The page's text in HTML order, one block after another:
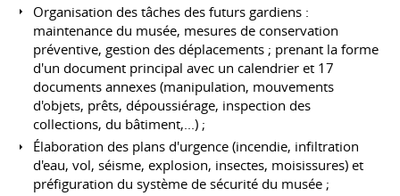
Organisation des tâches des futurs gardiens :
maintenance du musée, mesures de conservation
préventive, gestion des déplacements ; prenant la forme
d'un document principal avec un calendrier et 17
documents annexes (manipulation, mouvements
d'objets, prêts, dépoussiérage, inspection des
collections, du bâtiment,...) ;
Élaboration des plans d'urgence (incendie, infiltration
d'eau, vol, séisme, explosion, insectes, moisissures) et
préfiguration du système de sécurité du musée ;